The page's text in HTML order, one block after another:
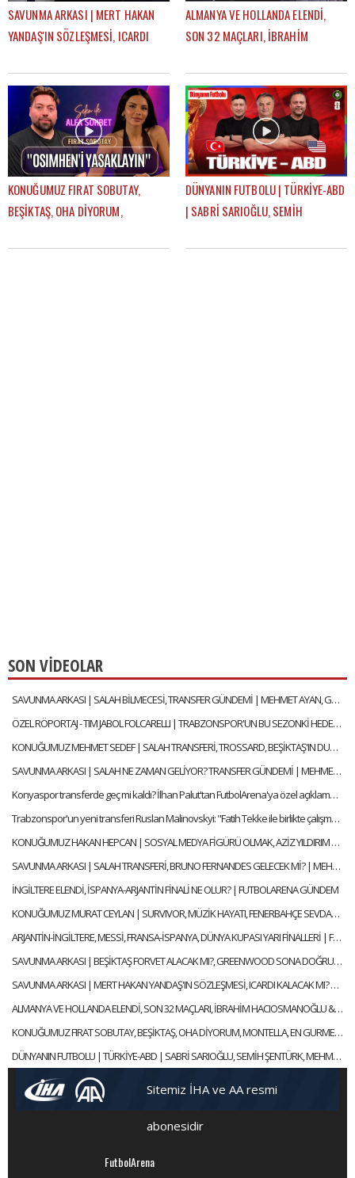
SAVUNMA ARKASI | MERT HAKAN
YANDAŞ'IN SÖZLEŞMESİ, ICARDI
GÖKHAN DİNÇ
ALMANYA VE HOLLANDA ELENDİ,
SON 32 MAÇLARI, İBRAHİM
FUTBOLARENA GÜNDEM
KONUĞUMUZ FIRAT SOBUTAY,
BEŞİKTAŞ, OHA DİYORUM,
| SELEN İLE ALFA SOHBET
DÜNYANIN FUTBOLU | TÜRKİYE-ABD
| SABRİ SARIOĞLU, SEMİH
SON VİDEOLAR
SAVUNMA ARKASI | SALAH BİLMECESİ, TRANSFER GÜNDEMİ | MEHMET AYAN, GÖKHAN DİNÇ
ÖZEL RÖPORTAJ - TIM JABOL FOLCARELLI | TRABZONSPOR'UN BU SEZONKİ HEDEFLERİ, FATİH TEKKE, SAÇ TARZI
KONUĞUMUZ MEHMET SEDEF | SALAH TRANSFERİ, TROSSARD, BEŞİKTAŞ'IN DURUMU | SELEN İLE ALFA SOHBET
SAVUNMA ARKASI | SALAH NE ZAMAN GELİYOR? TRANSFER GÜNDEMİ | MEHMET AYAN, GÖKHAN DİNÇ
Konyaspor transferde geç mi kaldı? İlhan Palut'tan FutbolArena'ya özel açıklamalar
Trabzonspor'un yeni transferi Ruslan Malinovskyi: "Fatih Tekke ile birlikte çalışmaktan mutluyum"
KONUĞUMUZ HAKAN HEPCAN | SOSYAL MEDYA FİGÜRÜ OLMAK, AZİZ YILDIRIM & ALİ KOÇ | SELEN İLE ALFA SOHBET
SAVUNMA ARKASI | SALAH TRANSFERİ, BRUNO FERNANDES GELECEK Mİ? | MEHMET AYAN, GÖKHAN DİNÇ
İNGİLTERE ELENDİ, İSPANYA-ARJANTİN FİNALİ NE OLUR? | FUTBOLARENA GÜNDEM
KONUĞUMUZ MURAT CEYLAN | SURVIVOR, MÜZİK HAYATI, FENERBAHÇE SEVDASI | SELEN İLE ALFA SOHBET
ARJANTİN-İNGİLTERE, MESSİ, FRANSA-İSPANYA, DÜNYA KUPASI YARI FİNALLERİ | FUTBOLARENA GÜNDEM
SAVUNMA ARKASI | BEŞİKTAŞ FORVET ALACAK MI?, GREENWOOD SONA DOĞRU | MEHMET AYAN, GÖKHAN DİNÇ
SAVUNMA ARKASI | MERT HAKAN YANDAŞ'IN SÖZLEŞMESİ, ICARDI KALACAK MI? | MEHMET AYAN, GÖKHAN DİNÇ
ALMANYA VE HOLLANDA ELENDİ, SON 32 MAÇLARI, İBRAHİM HACIOSMANOĞLU & FATİH TERİM | FUTBOLARENA GÜNDEM
KONUĞUMUZ FIRAT SOBUTAY, BEŞİKTAŞ, OHA DİYORUM, MONTELLA, EN GURME DEPLASMAN | SELEN İLE ALFA SOHBET
DÜNYANIN FUTBOLU | TÜRKİYE-ABD | SABRİ SARIOĞLU, SEMİH ŞENTÜRK, MEHMET AYAN
Sitemiz İHA ve AA resmi
abonesidir
FutbolArena